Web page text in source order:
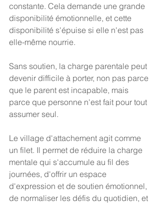
constante. Cela demande une grande
disponibilité émotionnelle, et cette
disponibilité s'épuise si elle n'est pas
elle-même nourrie.
Sans soutien, la charge parentale peut
devenir difficile à porter, non pas parce
que le parent est incapable, mais
parce que personne n'est fait pour tout
assumer seul.
Le village d'attachement agit comme
un filet. Il permet de réduire la charge
mentale qui s'accumule au fil des
journées, d'offrir un espace
d'expression et de soutien émotionnel,
de normaliser les défis du quotidien, et